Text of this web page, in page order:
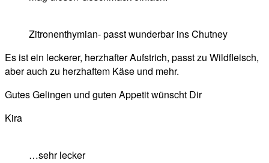
Zitronenthymian- passt wunderbar ins Chutney
Es ist ein leckerer, herzhafter Aufstrich, passt zu Wildfleisch,
aber auch zu herzhaftem Käse und mehr.
Gutes Gelingen und guten Appetit wünscht Dir
Kira
…sehr lecker